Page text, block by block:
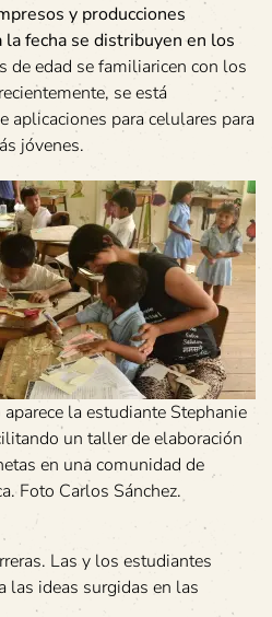
y producciones
la fecha se distribuyen en los
de edad se familiaricen con los
se está
aplicaciones para celulares para
jóvenes.
la estudiante Stephanie
un taller de elaboración
en una comunidad de
Foto Carlos Sánchez.
Las y los estudiantes
las ideas surgidas en las